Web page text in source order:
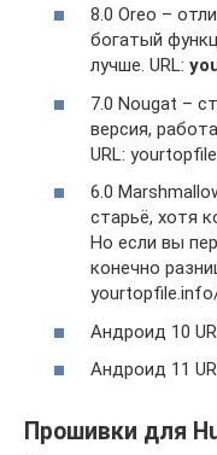
8.0 Oreo –
богатый
лучше. URL:
7.0 Nougat –
версия,
URL:
6.0
старьё, хотя
Но если вы
конечно
Андроид 10
Андроид 11
Прошивки для